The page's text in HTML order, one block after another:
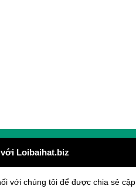
Loibaihat.biz
với chúng tôi để được chia sẻ cập